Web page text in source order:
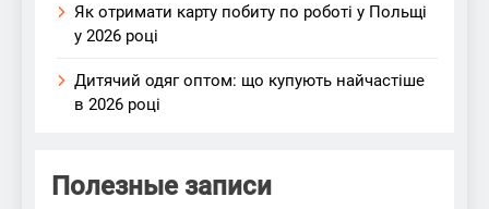
Як отримати карту побиту по роботі у Польщі
у 2026 році
Дитячий одяг оптом: що купують найчастіше
в 2026 році
Полезные записи